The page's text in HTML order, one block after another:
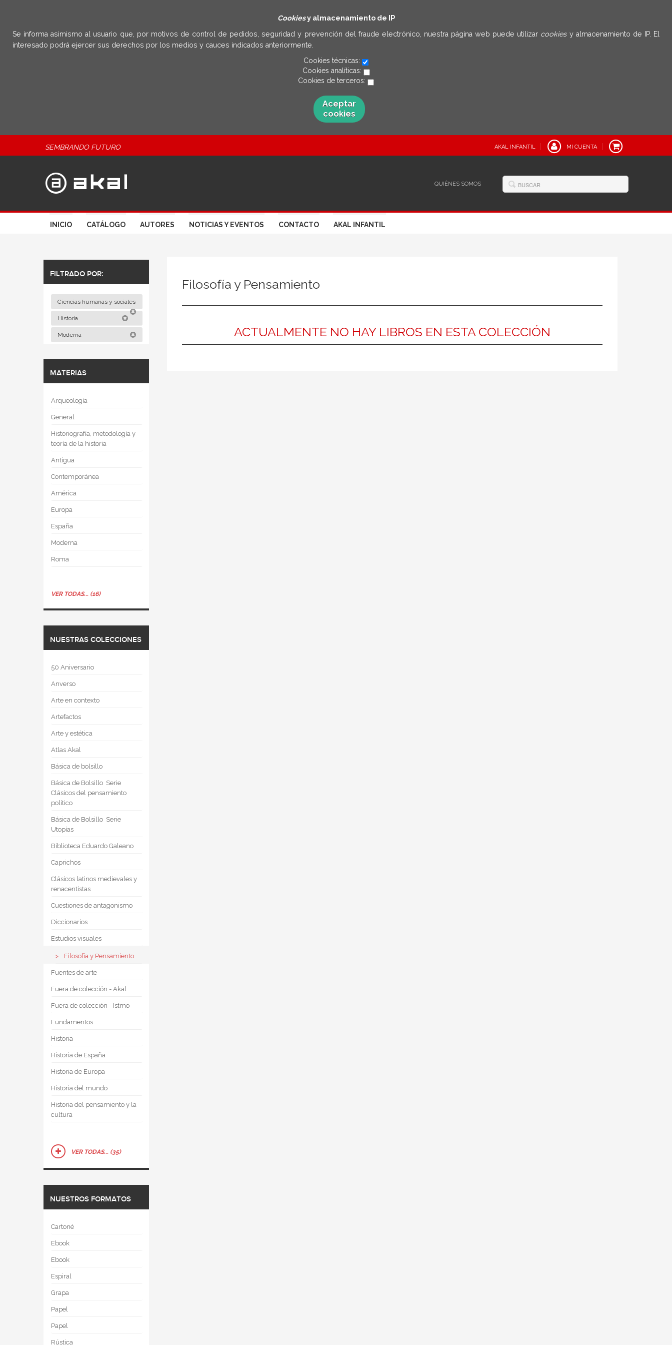
Cookiesy almacenamiento de IP
Se informa asimismo al usuario que, por motivos de control de pedidos, seguridad y prevención del fraude electrónico, nuestra página web puede utilizar cookies y almacenamiento de IP. El
interesado podrá ejercer sus derechos por los medios y cauces indicados anteriormente.
Cookies técnicas:
Cookies analíticas:
Cookies de terceros:
Aceptar
cookies
SEMBRANDO FUTURO AKAL INFANTIL MI CUENTA
QUIÉNES SOMOS
INICIO CATÁLOGO AUTORES NOTICIAS Y EVENTOS CONTACTO AKAL INFANTIL
FILTRADO POR:
Ciencias humanas y sociales
Historia
Moderna
MATERIAS
Arqueología
General
Historiografía, metodología y
teoría de la historia
Antigua
Contemporánea
América
Europa
España
Moderna
Roma
VER TODAS... (16)
NUESTRAS COLECCIONES
50 Aniversario
Anverso
Arte en contexto
Artefactos
Arte y estética
Atlas Akal
Básica de bolsillo
Básica de Bolsillo  Serie
Clásicos del pensamiento
político
Básica de Bolsillo  Serie
Utopías
Biblioteca Eduardo Galeano
Caprichos
Clásicos latinos medievales y
renacentistas
Cuestiones de antagonismo
Diccionarios
Estudios visuales
Filosofía y Pensamiento
Fuentes de arte
Fuera de colección - Akal
Fuera de colección - Istmo
Fundamentos
Historia
Historia de España
Historia de Europa
Historia del mundo
Historia del pensamiento y la
cultura
VER TODAS... (35)
NUESTROS FORMATOS
Cartoné
Ebook
Ebook
Espiral
Grapa
Papel
Papel
Rústica
Filosofía y Pensamiento
ACTUALMENTE NO HAY LIBROS EN ESTA COLECCIÓN